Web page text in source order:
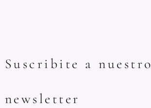
Suscribite a nuestro
newsletter